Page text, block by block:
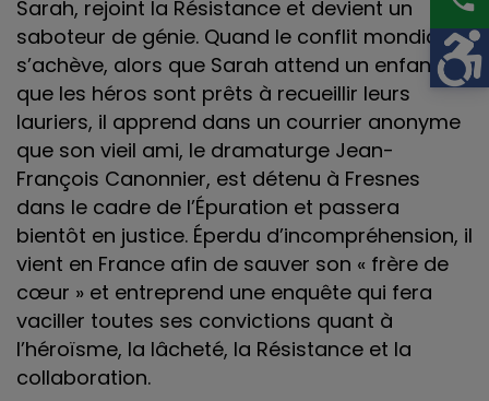
Sarah, rejoint la Résistance et devient un
saboteur de génie. Quand le conflit mondial
s’achève, alors que Sarah attend un enfant et
que les héros sont prêts à recueillir leurs
lauriers, il apprend dans un courrier anonyme
que son vieil ami, le dramaturge Jean-
François Canonnier, est détenu à Fresnes
dans le cadre de l’Épuration et passera
bientôt en justice. Éperdu d’incompréhension, il
vient en France afin de sauver son « frère de
cœur » et entreprend une enquête qui fera
vaciller toutes ses convictions quant à
l’héroïsme, la lâcheté, la Résistance et la
collaboration.